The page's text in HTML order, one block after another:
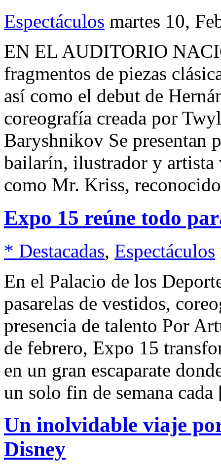
Espectáculos martes 10,
EN EL AUDITORIO
fragmentos de piezas
así como el debut de
coreografía creada por
Baryshnikov Se presentan
bailarín, ilustrador y
como Mr. Kriss,
Expo 15 reúne todo
* Destacadas, Espectáculos
En el Palacio de los
pasarelas de vestidos,
presencia de talento Por
de febrero, Expo 15
en un gran escaparate
un solo fin de semana
Un inolvidable viaje
Disney